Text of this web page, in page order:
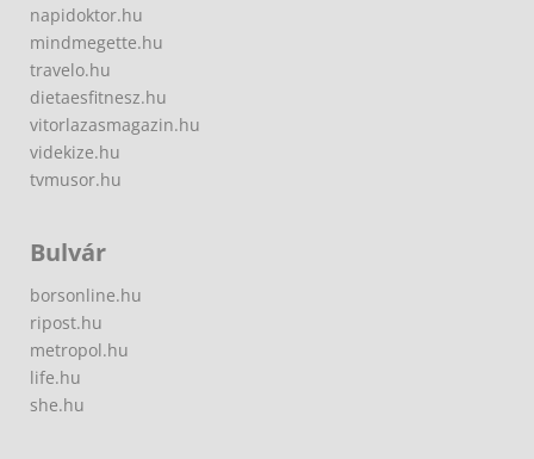
napidoktor.hu
mindmegette.hu
travelo.hu
dietaesfitnesz.hu
vitorlazasmagazin.hu
videkize.hu
tvmusor.hu
Bulvár
borsonline.hu
ripost.hu
metropol.hu
life.hu
she.hu